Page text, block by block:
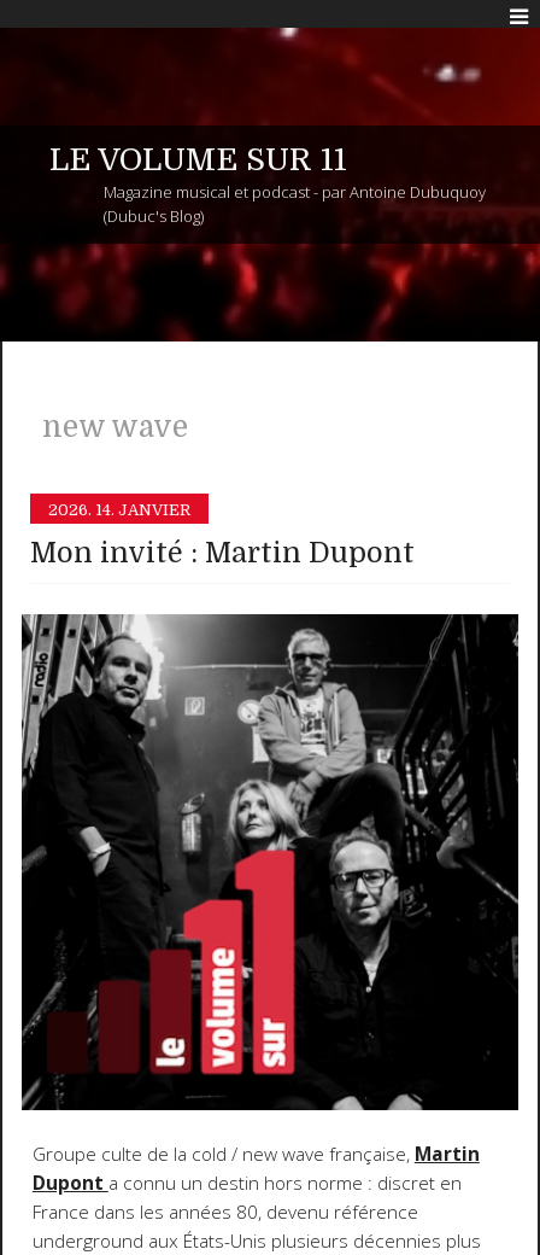
LE VOLUME SUR 11
Magazine musical et podcast - par Antoine Dubuquoy
(Dubuc's Blog)
new wave
2026. 14. JANVIER
Mon invité : Martin Dupont
Groupe culte de la cold / new wave française, Martin
Dupont a connu un destin hors norme : discret en
France dans les années 80, devenu référence
underground aux États-Unis plusieurs décennies plus